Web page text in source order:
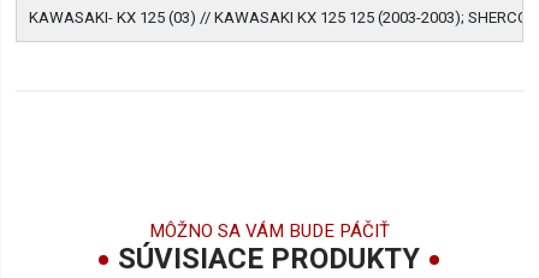
KAWASAKI- KX 125 (03) // KAWASAKI KX 125 125 (2003-2003); SHERCO
MÔŽNO SA VÁM BUDE PÁČIŤ
SÚVISIACE PRODUKTY